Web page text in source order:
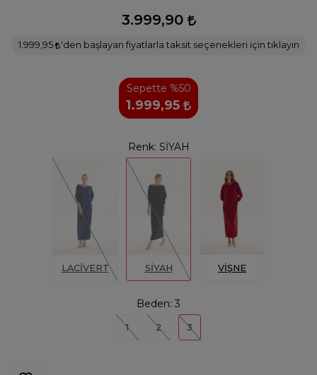
3.999,90
1.999,95 'den başlayan fiyatlarla taksit seçenekleri için tıklayın
Sepette %50
1.999,95
Renk: SİYAH
LACİVERT SİYAH VİŞNE
Beden: 3
1 2 3